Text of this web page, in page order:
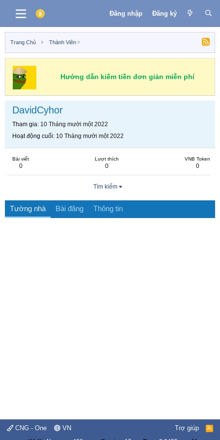
Đăng nhập Đăng ký
Trang Chủ Thành Viên
Hướng dẫn kiếm tiền đơn giản miễn phí
DavidCyhor
Tham gia 10 Tháng mười một 2022
Hoạt động cuối 10 Tháng mười một 2022
Bài viết
0
Lượt thích
0
VNB Token
0
Tìm kiếm
Tường nhà Bài đăng Thông tin
CNG - One VN Trợ giúp
R